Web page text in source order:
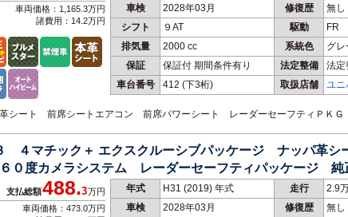
車検
2028年03月 修復歴
無し
シフト
９AT 駆動
FR
排気量
2000 cc 系統色
グレ
保証
保証付 期間条件有り 法定整備
法定
車台番号
412 (下3桁) 取扱店舗 ユ
車両価格：1,165.3万円
諸費用：14.2万円
シート 前席シートエアコン 前席パワーシート レーダーセーフティＰＫＧ
４マチック＋ エクスクルーシブパッケージ ナッパ革シ
度カメラシステム レーダーセーフティパッケージ 純
年式 H31 (2019) 年式 走行
2.9
車検
2028年03月 修復歴
無し
支払総額488.3万円
車両価格：473.0万円